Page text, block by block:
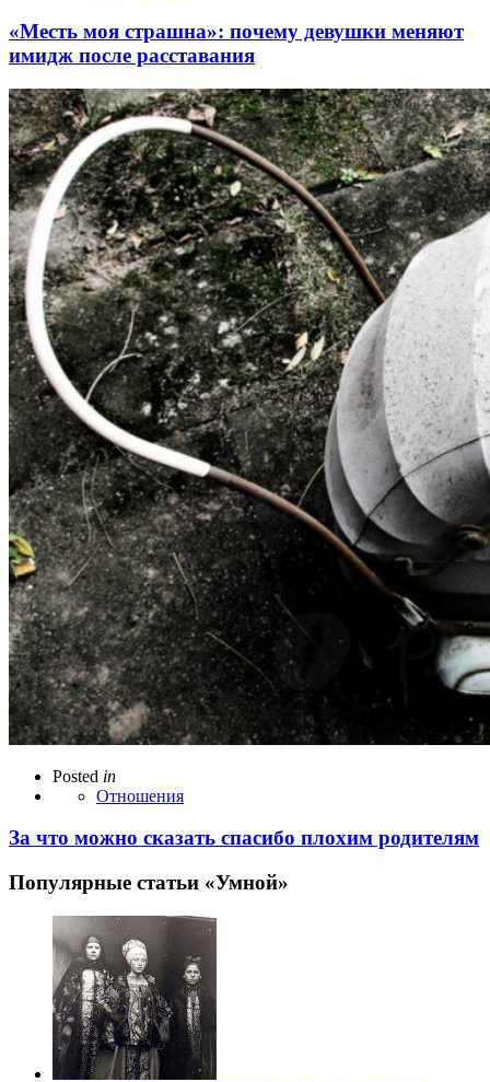
«Месть моя страшна»: почему девушки меняют
имидж после расставания
Posted in
Отношения
За что можно сказать спасибо плохим родителям
Популярные статьи «Умной»